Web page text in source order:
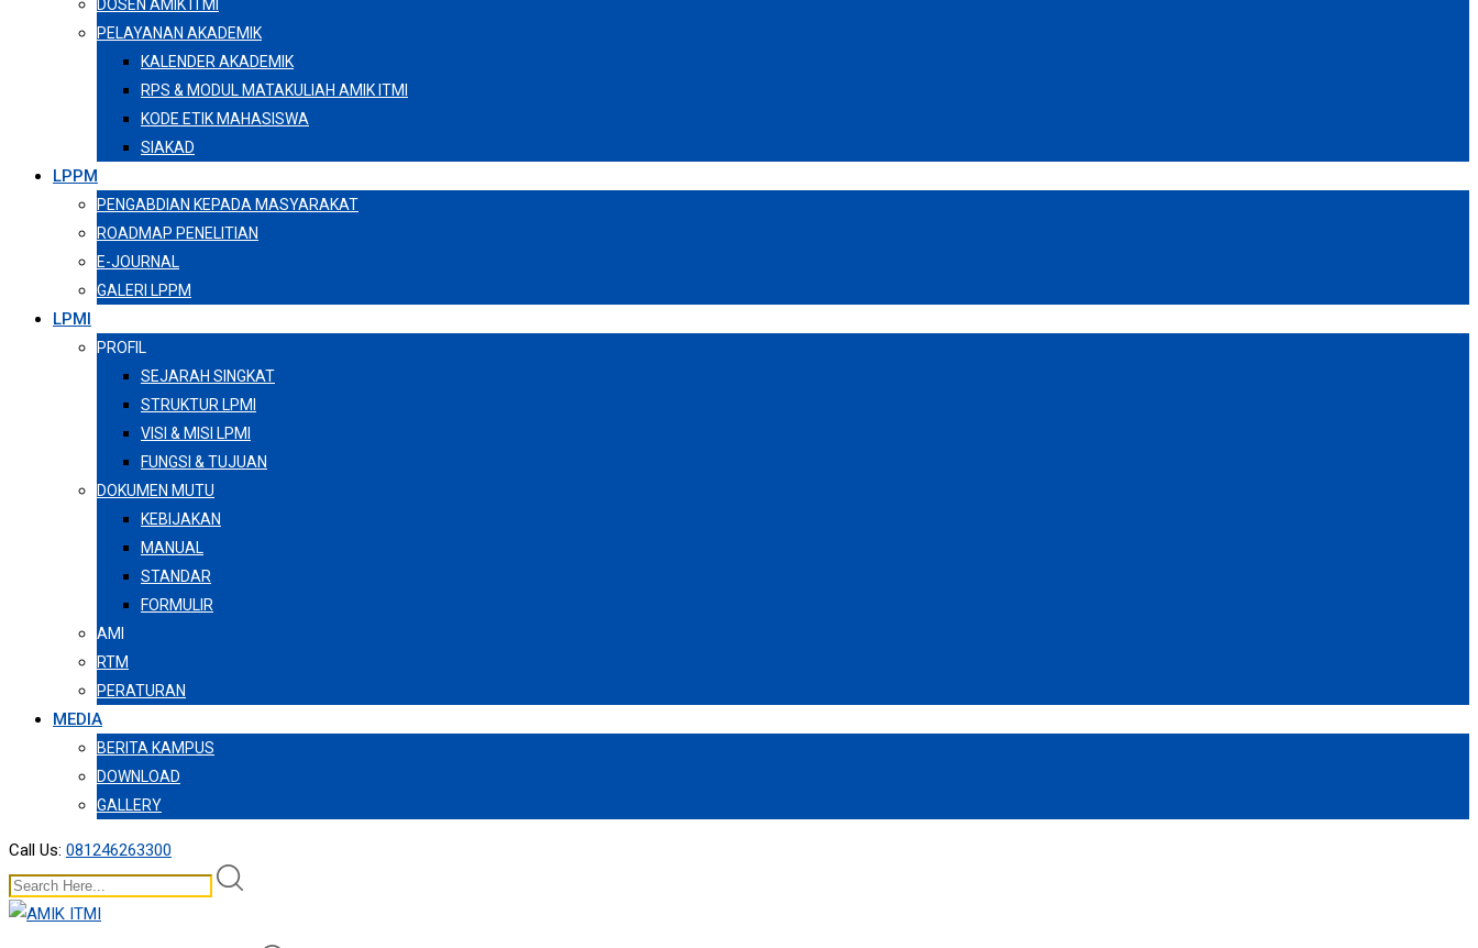
DOSEN AMIK ITMI
PELAYANAN AKADEMIK
KALENDER AKADEMIK
RPS & MODUL MATAKULIAH AMIK ITMI
KODE ETIK MAHASISWA
SIAKAD
LPPM
PENGABDIAN KEPADA MASYARAKAT
ROADMAP PENELITIAN
E-JOURNAL
GALERI LPPM
LPMI
PROFIL
SEJARAH SINGKAT
STRUKTUR LPMI
VISI & MISI LPMI
FUNGSI & TUJUAN
DOKUMEN MUTU
KEBIJAKAN
MANUAL
STANDAR
FORMULIR
AMI
RTM
PERATURAN
MEDIA
BERITA KAMPUS
DOWNLOAD
GALLERY
Call Us: 081246263300